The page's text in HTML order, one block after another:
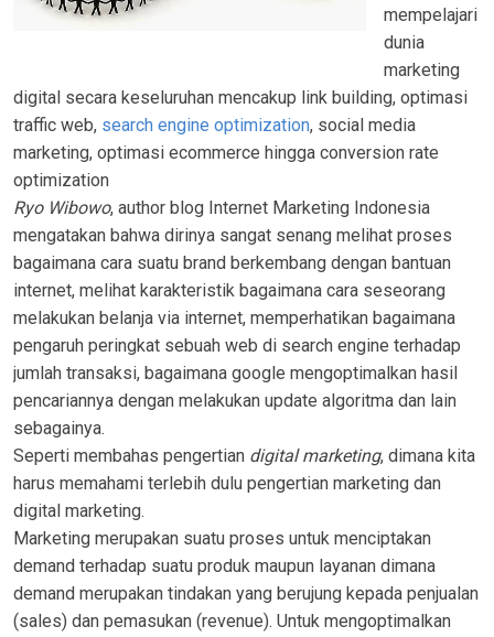
mempelajari
dunia
marketing
digital secara keseluruhan mencakup link building, optimasi
traffic web, search engine optimization, social media
marketing, optimasi ecommerce hingga conversion rate
optimization
Ryo Wibowo, author blog Internet Marketing Indonesia
mengatakan bahwa dirinya sangat senang melihat proses
bagaimana cara suatu brand berkembang dengan bantuan
internet, melihat karakteristik bagaimana cara seseorang
melakukan belanja via internet, memperhatikan bagaimana
pengaruh peringkat sebuah web di search engine terhadap
jumlah transaksi, bagaimana google mengoptimalkan hasil
pencariannya dengan melakukan update algoritma dan lain
sebagainya.
Seperti membahas pengertian digital marketing, dimana kita
harus memahami terlebih dulu pengertian marketing dan
digital marketing.
Marketing merupakan suatu proses untuk menciptakan
demand terhadap suatu produk maupun layanan dimana
demand merupakan tindakan yang berujung kepada penjualan
(sales) dan pemasukan (revenue). Untuk mengoptimalkan